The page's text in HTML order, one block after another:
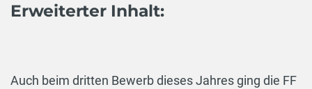
Erweiterter Inhalt:
Auch beim dritten Bewerb dieses Jahres ging die FF